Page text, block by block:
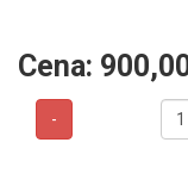
Cena:
-